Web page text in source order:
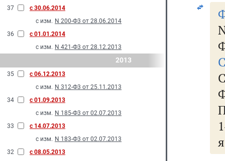
37
с 30.06.2014
с изм. N 200-Ф3 от 28.06.2014
36
с 01.01.2014
с изм. N 421-Ф3 от 28.12.2013
2013
35
с 06.12.2013
с изм. N 312-Ф3 от 25.11.2013
34
с 01.09.2013
с изм. N 185-Ф3 от 02.07.2013
33
с 14.07.2013
с изм. N 183-Ф3 от 02.07.2013
32
с 08.05.2013